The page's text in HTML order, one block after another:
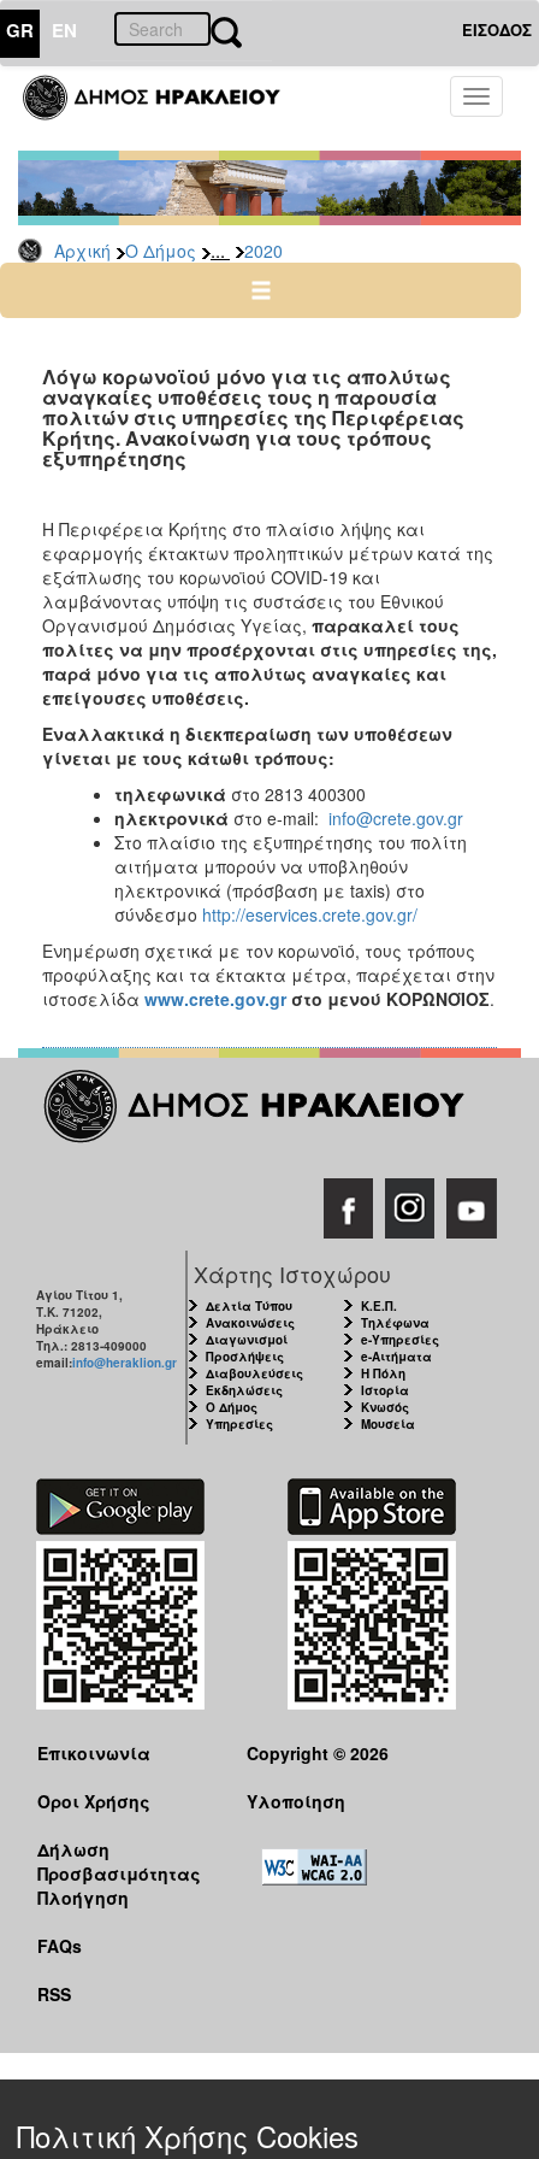
GR EN ΕΙΣΟΔΟΣ
Toggle
Αρχική Ο Δήμος ... 2020
ΔΗΜΟΣ
Δελτία
Τύπου
Αρχείο
2026
2024
2022
2021
2020
2018
2017
2016
2015
2013
2012
2011
2010
2006
ΤΟΠΟΣ
ΑΝΘΕΚΤΙΚΗ
ΠΟΛΗ
Λόγω κορωνοϊού μόνο για τις απολύτως
αναγκαίες υποθέσεις τους η παρουσία
πολιτών στις υπηρεσίες της Περιφέρειας
Κρήτης. Ανακοίνωση για τους τρόπους
εξυπηρέτησης
Η Περιφέρεια Κρήτης στο πλαίσιο λήψης και
εφαρμογής έκτακτων προληπτικών μέτρων κατά της
εξάπλωσης του κορωνοϊού COVID-19 και
λαμβάνοντας υπόψη τις συστάσεις του Εθνικού
Οργανισμού Δημόσιας Υγείας, παρακαλεί τους
πολίτες να μην προσέρχονται στις υπηρεσίες της,
παρά μόνο για τις απολύτως αναγκαίες και
επείγουσες υποθέσεις.
Εναλλακτικά η διεκπεραίωση των υποθέσεων
γίνεται με τους κάτωθι τρόπους:
τηλεφωνικά στο 2813 400300
ηλεκτρονικά στο e-mail: info@crete.gov.gr
Στο πλαίσιο της εξυπηρέτησης του πολίτη
αιτήματα μπορούν να υποβληθούν
ηλεκτρονικά (πρόσβαση με taxis) στο
σύνδεσμο http://eservices.crete.gov.gr/
Ενημέρωση σχετικά με τον κορωνοϊό, τους τρόπους
προφύλαξης και τα έκτακτα μέτρα, παρέχεται στην
ιστοσελίδα www.crete.gov.grστο μενού ΚΟΡΩΝΟΪΟΣ.
Αγίου Τίτου 1,
Τ.Κ. 71202,
Ηράκλειο
Τηλ.: 2813-409000
email:info@heraklion.gr
Χάρτης Ιστοχώρου
Δελτία Τύπου
Ανακοινώσεις
Διαγωνισμοί
Προσλήψεις
Διαβουλεύσεις
Εκδηλώσεις
Ο Δήμος
Υπηρεσίες
Κ.Ε.Π.
Τηλέφωνα
e-Υπηρεσίες
e-Αιτήματα
Η Πόλη
Ιστορία
Κνωσός
Μουσεία
Επικοινωνία
Όροι Χρήσης
Δήλωση
Προσβασιμότητας
Πλοήγηση
FAQs
RSS
Copyright © 2026
Υλοποίηση
Πολιτική Χρήσης Cookies